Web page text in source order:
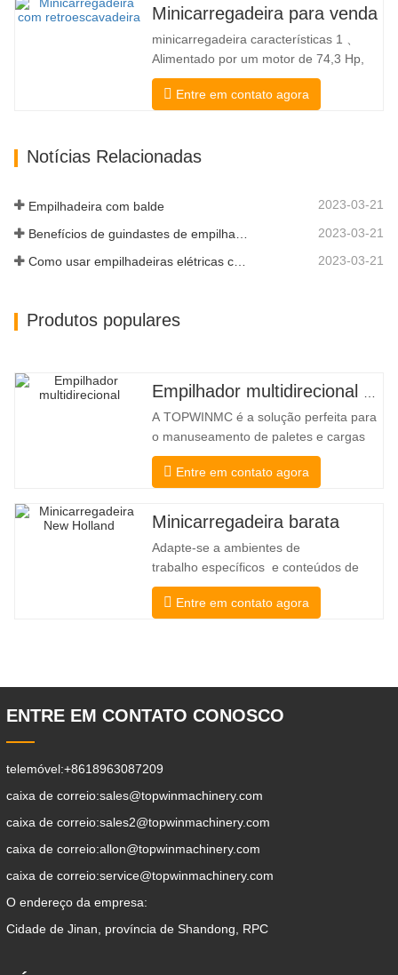
Válvula multifuncional Itália Sistema de
autonivelamento Freio Hidráulico Balde
Padrão Minicarregadeira é um tipo de…
Minicarregadeira para venda
minicarregadeira características 1 、
Alimentado por um motor de 74,3 Hp,
com excepcional força de ruptura da
caçamba de 3350 kg e excelente
um novo nível. O novo modelo de alto
Entre em contato agora
Notícias Relacionadas
Empilhadeira com balde 2023-03-21
2023-03-21
Como usar empilhadeiras elétricas corretamente 2023-03-21
Produtos populares
Empilhador multidirecional de corpo largo de 3,5 a 5 toneladas
A TOPWINMC é a solução perfeita para
o manuseamento de paletes e cargas
longas. Um verdadeiro empilhador dois
em um, que combina os benefícios de
lateral. O acionamento elétrico
silencioso e ecológico e a inovadora
direção HX de 360° permitem mudanças
de direção
Entre em contato agora
Minicarregadeira barata
Adapte-se a ambientes de
trabalho específicos e conteúdos de
trabalho desta forma, a limpeza da
avenida pode ser realizada
coisa que escolher para fazer.Pode ser
Entre em contato agora
ENTRE EM CONTATO CONOSCO
telemóvel:+8618963087209
caixa de correio:sales@topwinmachinery.com
caixa de correio:sales2@topwinmachinery.com
caixa de correio:allon@topwinmachinery.com
caixa de correio:service@topwinmachinery.com
O endereço da empresa:
Cidade de Jinan, província de Shandong, RPC